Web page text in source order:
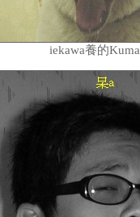
iekawa養的Kuma